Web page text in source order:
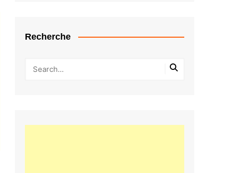
Recherche